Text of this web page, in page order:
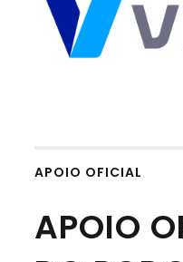
APOIO OFICIAL
APOIO